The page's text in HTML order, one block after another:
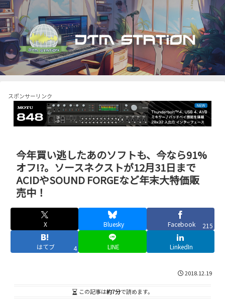
スポンサーリンク
今年買い逃したあのソフトも、今なら91%
オフ!?。ソースネクストが12月31日まで
ACIDやSOUND FORGEなど年末大特価販
売中！
X Bluesky Facebook 215
はてブ 4 LINE LinkedIn
2018.12.19
この記事は約7分で読めます。